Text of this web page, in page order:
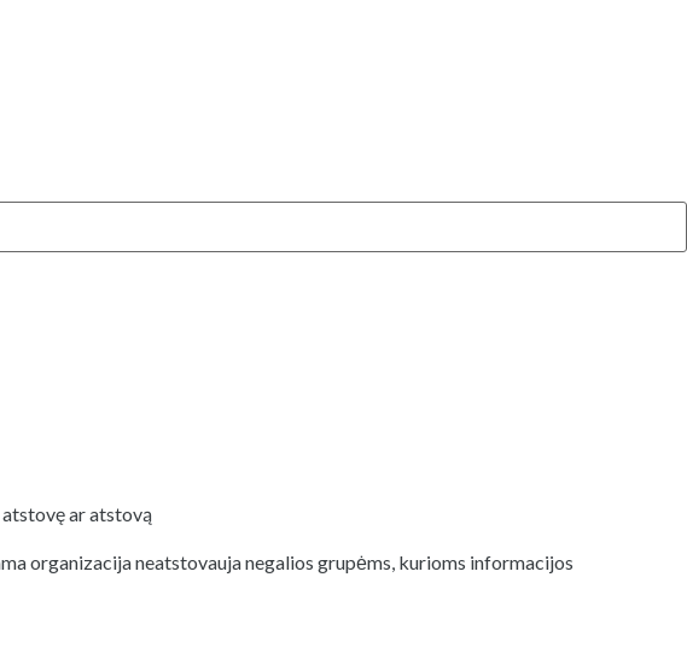
ar atstovą
organizacija neatstovauja negalios grupėms, kurioms informacijos